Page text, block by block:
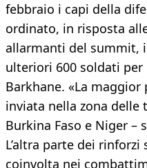
febbraio i capi della
ordinato, in risposta
allarmanti del summit,
ulteriori 600 soldati per
Barkhane. «La
inviata nella zona
Burkina Faso e Niger –
L’altra parte dei
coinvolta nei